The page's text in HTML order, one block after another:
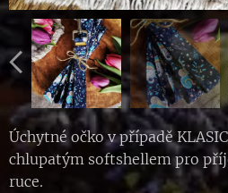
Úchytné očko v případě
chlupatým softshellem pro
ruce.